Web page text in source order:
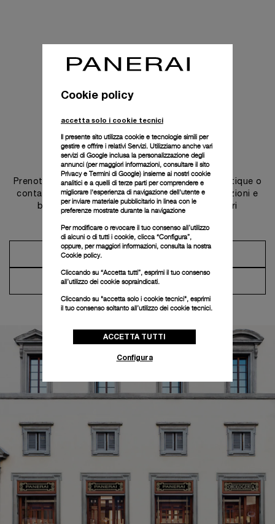
Contattaci
Prenota un appuntamento in una delle nostre boutique o
contatta il nostro concierge per scoprire le collezioni e
beneficiare dei consigli e dei servizi dei nostri
Prendi un appuntamento
Contatta il concierge
Cookie policy
accetta solo i cookie tecnici
Il presente sito utilizza cookie e tecnologie simili per
gestire e offrire i relativi Servizi. Utilizziamo anche vari
servizi di Google inclusa la personalizzazione degli
annunci (per maggiori informazioni, consultare il sito
Privacy e Termini di Google) insieme ai nostri cookie
analitici e a quelli di terze parti per comprendere e
migliorare l'esperienza di navigazione dell'utente e
per inviare materiale pubblicitario in linea con le
preferenze mostrate durante la navigazione
Per modificare o revocare il tuo consenso all’utilizzo
di alcuni o di tutti i cookie, clicca “Configura”,
oppure, per maggiori informazioni, consulta la nostra
Cookie policy.
Cliccando su “Accetta tutti”, esprimi il tuo consenso
all’utilizzo dei cookie sopraindicati.
Cliccando su "accetta solo i cookie tecnici", esprimi
il tuo consenso soltanto all’utilizzo dei cookie tecnici.
ACCETTA TUTTI
Configura